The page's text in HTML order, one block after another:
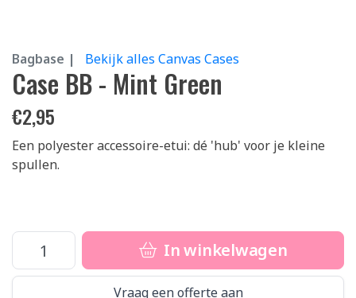
Bagbase | Bekijk alles Canvas Cases
Case BB - Mint Green
€2,95
Een polyester accessoire-etui: dé 'hub' voor je kleine
spullen.
In winkelwagen
Vraag een offerte aan